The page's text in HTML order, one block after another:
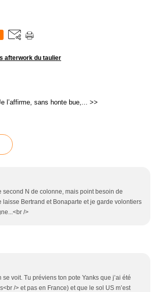
afterwork du taulier
l’affirme, sans honte bue,... >>
N de colonne, mais point besoin de
Bertrand et Bonaparte et je garde volontiers
/>
voit. Tu préviens ton pote Yanks que j’ai été
/> et pas en France) et que le sol US m’est